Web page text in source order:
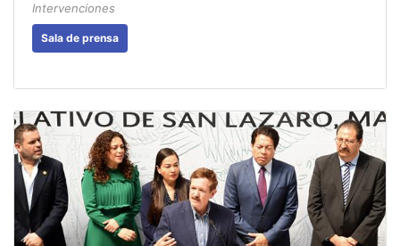
Intervenciones
Sala de prensa